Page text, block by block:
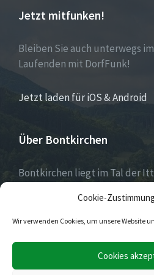
Cookie-
Wir verwenden Cookies, um unsere Website
Cookies
Jetzt mitfunken!
Bleiben Sie auch unterwegs
Laufenden mit DorfFunk!
Jetzt laden für iOS & Android
Über Bontkirchen
Bontkirchen liegt im Tal der
Weltcuportes Willingen.
Facebook Twitter